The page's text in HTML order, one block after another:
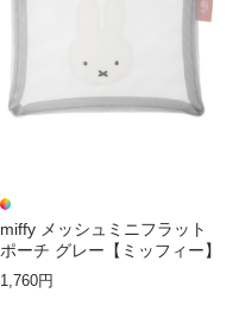
miffy メッシュミニフラット
ポーチ グレー【ミッフィー】
1,760円